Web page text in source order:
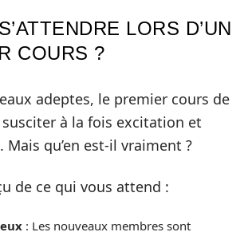
LORS D’UN
COURS ?
adeptes, le premier cours de
à la fois excitation et
Mais qu’en est-il vraiment ?
de ce qui vous attend :
: Les nouveaux membres sont